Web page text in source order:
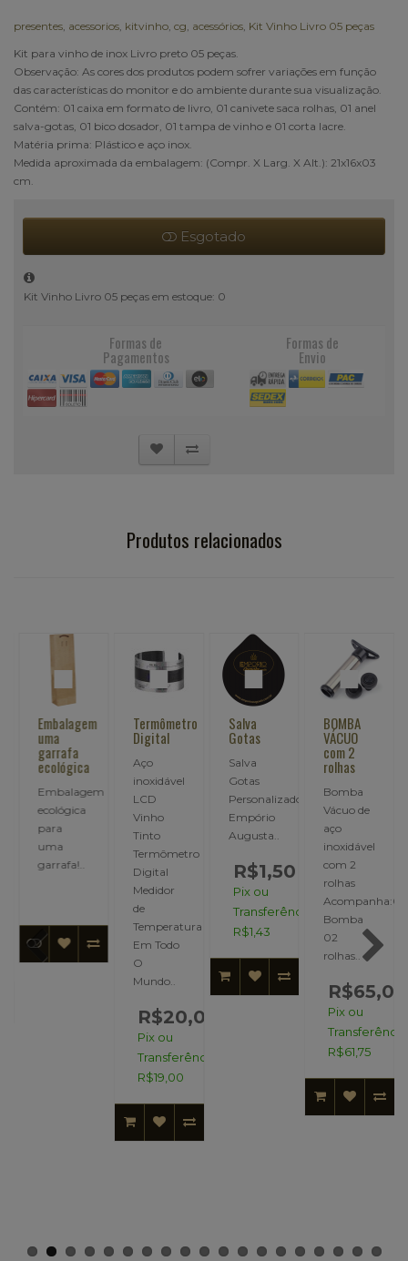
presentes acessorios kitvinho cg acessórios Kit Vinho Livro 05 peças
Kit para vinho de inox Livro preto 05 peças.
Observação: As cores dos produtos podem sofrer variações em função
das características do monitor e do ambiente durante sua visualização.
Contém: 01 caixa em formato de livro, 01 canivete saca rolhas, 01 anel
salva-gotas, 01 bico dosador, 01 tampa de vinho e 01 corta lacre.
Matéria prima: Plástico e aço inox.
Medida aproximada da embalagem: (Compr. X Larg. X Alt.): 21x16x03
cm.
Esgotado
Kit Vinho Livro 05 peças em estoque: 0
Formas de
Pagamentos
Formas de
Envio
Produtos relacionados
Embalagem
uma
garrafa
ecológica
Embalagem
ecológica
para
uma
garrafa!..
Termômetro
Digital
Aço
inoxidável
LCD
Vinho
Tinto
Termômetro
Digital
Medidor
de
Temperatura
Em Todo
O
Mundo..
R$20,00
Pix ou
Transferência:
R$19,00
Salva
Gotas
Salva
Gotas
Personalizado,
Empório
Augusta..
R$1,50
Pix ou
Transferência:
R$1,43
BOMBA
VÁCUO
com 2
rolhas
Bomba
Vácuo de
aço
inoxidável
com 2
rolhas
Acompanha:01
Bomba
02
rolhas..
R$65,00
Pix ou
R$61,75